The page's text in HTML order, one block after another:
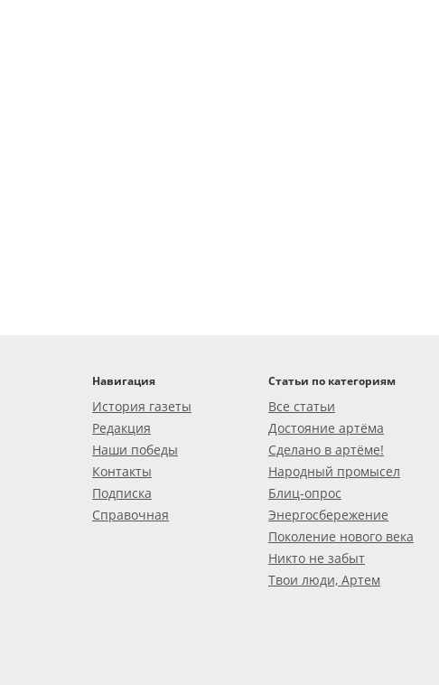
Навигация
История газеты
Редакция
Наши победы
Контакты
Подписка
Справочная
Статьи по категориям
Все статьи
Достояние артёма
Сделано в артёме!
Народный промысел
Блиц-опрос
Энергосбережение
Поколение нового века
Никто не забыт
Твои люди, Артем